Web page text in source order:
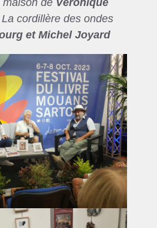
cordillère des ondes
et Michel Joyard